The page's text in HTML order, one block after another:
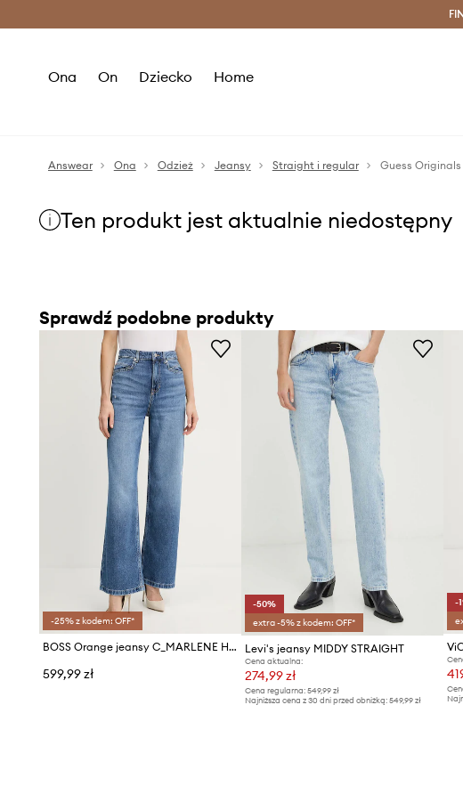
Oszczędzaj
Ona On Dziecko Home
Answear Ona Odzież Jeansy Straight i regular Guess
Ten produkt jest aktualnie niedostępny
Sprawdź podobne produkty
-25% z kodem: OFF*
BOSS Orange jeansy C_MARLENE HR 7.0
599,99 zł
-50%
extra -5% z kodem: OFF*
Levi's jeansy MIDDY STRAIGHT
Cena aktualna:
274,99 zł
Cena regularna:549,99 zł
Najniższa cena z 30 dni przed obniżką:549,99 zł
-